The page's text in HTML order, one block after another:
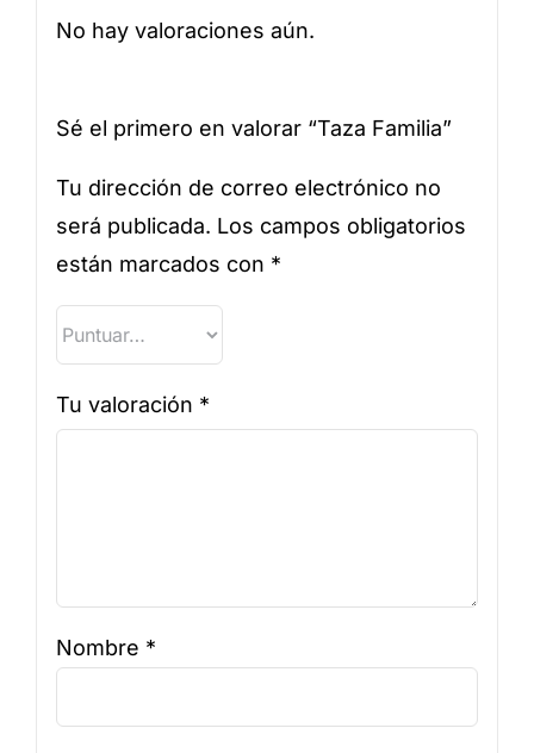
No hay valoraciones aún.
Sé el primero en valorar “Taza Familia”
Tu dirección de correo electrónico no
será publicada. Los campos obligatorios
están marcados con *
Tu valoración *
Nombre *